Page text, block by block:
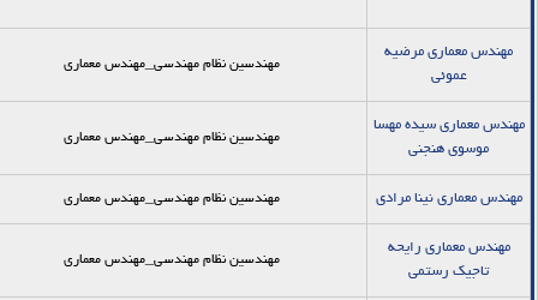
مهندس معماری مرضیه
عموئی
مهندسین نظام مهندسی_مهندس معماری
مهندس معماری سیده مهسا
موسوی هنجنی
مهندسین نظام مهندسی_مهندس معماری
مهندس معماری نینا مرادی مهندسین نظام مهندسی_مهندس معماری
مهندس معماری رایحه
تاجیک رستمی
مهندسین نظام مهندسی_مهندس معماری